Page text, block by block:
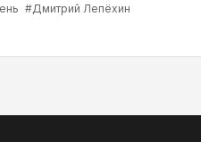
#Дмитрий Лепёхин